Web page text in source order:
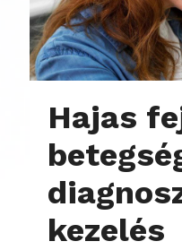
Hajas
kezelés